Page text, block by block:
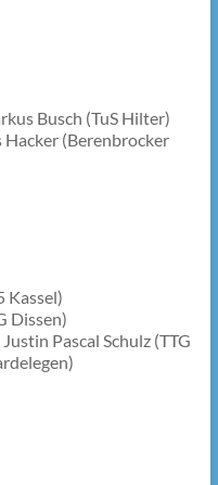
Busch (TuS Hilter)
(Berenbrocker
Kassel)
Dissen)
Pascal Schulz (TTG